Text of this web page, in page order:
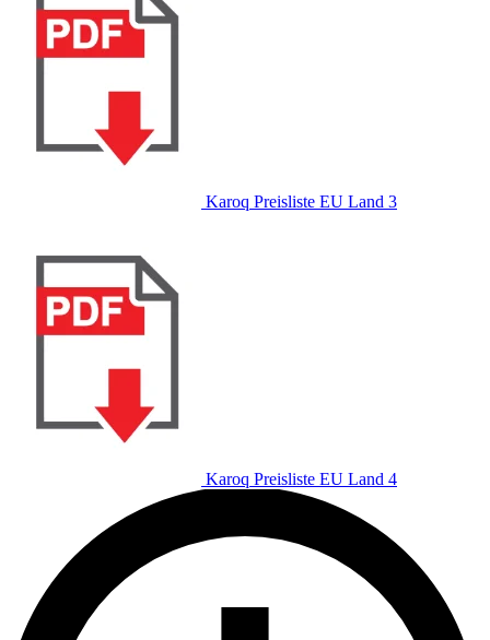
Karoq Preisliste EU Land 3
Karoq Preisliste EU Land 4